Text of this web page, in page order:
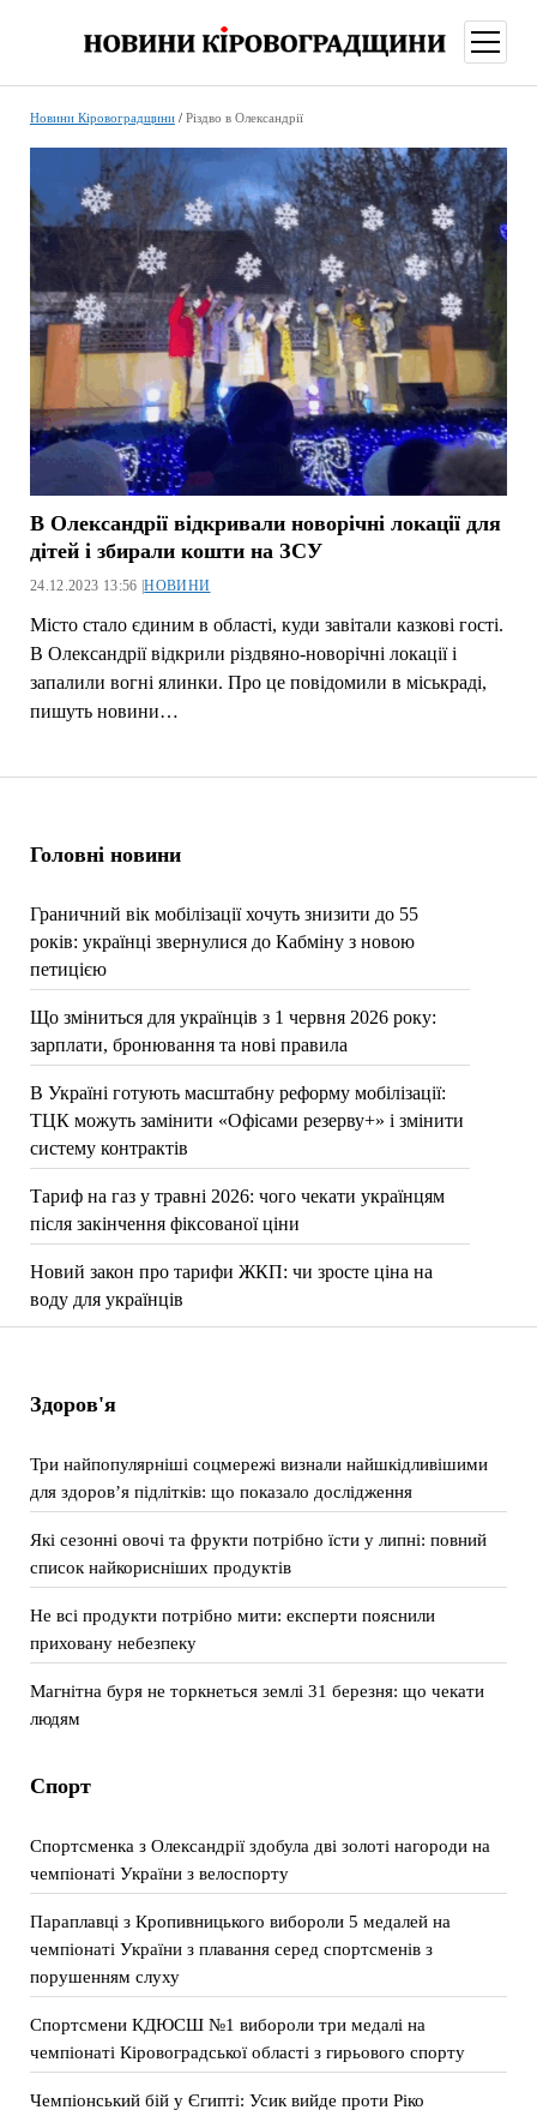
меню
Головні новини
Граничний вік мобілізації хочуть знизити до 55
років: українці звернулися до Кабміну з новою
петицією
Що зміниться для українців з 1 червня 2026 року:
зарплати, бронювання та нові правила
В Україні готують масштабну реформу мобілізації:
ТЦК можуть замінити «Офісами резерву+» і змінити
систему контрактів
Тариф на газ у травні 2026: чого чекати українцям
після закінчення фіксованої ціни
Новий закон про тарифи ЖКП: чи зросте ціна на
воду для українців
Новини Кіровоградщини/ Різдво в Олександрії
В Олександрії відкривали новорічні локації для
дітей і збирали кошти на ЗСУ
24.12.2023 13:56 |НОВИНИ
Місто стало єдиним в області, куди завітали казкові гості.
В Олександрії відкрили різдвяно-новорічні локації і
запалили вогні ялинки. Про це повідомили в міськраді,
пишуть новини…
Здоров'я
Три найпопулярніші соцмережі визнали найшкідливішими
для здоров’я підлітків: що показало дослідження
Які сезонні овочі та фрукти потрібно їсти у липні: повний
список найкорисніших продуктів
Не всі продукти потрібно мити: експерти пояснили
приховану небезпеку
Магнітна буря не торкнеться землі 31 березня: що чекати
людям
Спорт
Спортсменка з Олександрії здобула дві золоті нагороди на
чемпіонаті України з велоспорту
Параплавці з Кропивницького вибороли 5 медалей на
чемпіонаті України з плавання серед спортсменів з
порушенням слуху
Спортсмени КДЮСШ №1 вибороли три медалі на
чемпіонаті Кіровоградської області з гирьового спорту
Чемпіонський бій у Єгипті: Усик вийде проти Ріко